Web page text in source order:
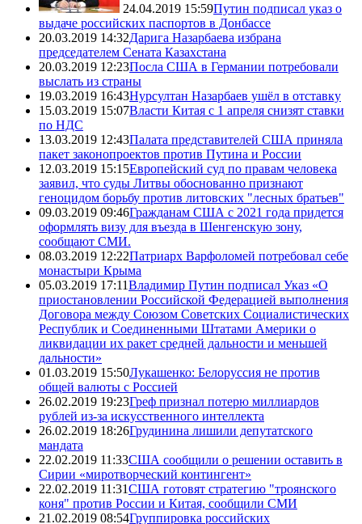
24.04.2019 15:59Путин подписал указ о
выдаче российских паспортов в Донбассе
20.03.2019 14:32Дарига Назарбаева избрана
председателем Сената Казахстана
20.03.2019 12:23Посла США в Германии потребовали
выслать из страны
19.03.2019 16:43Нурсултан Назарбаев ушёл в отставку
15.03.2019 15:07Власти Китая с 1 апреля снизят ставки
по НДС
13.03.2019 12:43Палата представителей США приняла
пакет законопроектов против Путина и России
12.03.2019 15:15Европейский суд по правам человека
заявил, что суды Литвы обоснованно признают
геноцидом борьбу против литовских "лесных братьев"
09.03.2019 09:46Гражданам США с 2021 года придется
оформлять визу для въезда в Шенгенскую зону,
сообщают СМИ.
08.03.2019 12:22Патриарх Варфоломей потребовал себе
монастыри Крыма
05.03.2019 17:11Владимир Путин подписал Указ «О
приостановлении Российской Федерацией выполнения
Договора между Союзом Советских Социалистических
Республик и Соединенными Штатами Америки о
ликвидации их ракет средней дальности и меньшей
дальности»
01.03.2019 15:50Лукашенко: Белоруссия не против
общей валюты с Россией
26.02.2019 19:23Греф признал потерю миллиардов
рублей из-за искусственного интеллекта
26.02.2019 18:26Грудинина лишили депутатского
мандата
22.02.2019 11:33США сообщили о решении оставить в
Сирии «миротворческий контингент»
22.02.2019 11:31США готовят стратегию "троянского
коня" против России и Китая, сообщили СМИ
21.02.2019 08:54Группировка российских